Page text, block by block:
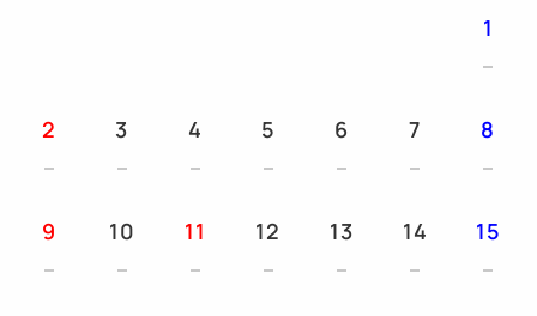
1
2 3 4 5 6 7 8
9 10 11 12 13 14 15